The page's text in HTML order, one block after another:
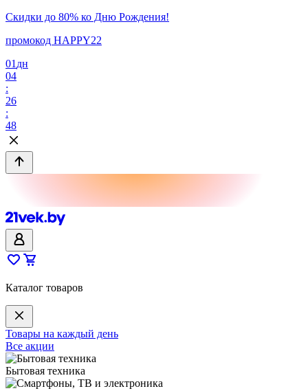
Скидки до 80% ко Дню Рождения!
промокод HAPPY22
01 дн
04
:
26
:
48
Каталог товаров
Товары на каждый день
Все акции
Бытовая техника